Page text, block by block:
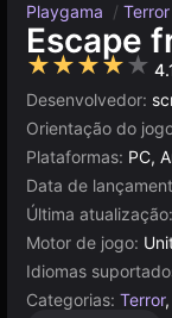
Playgama / Terror
Escape
★★★★★
Desenvolvedor:
Orientação do
Plataformas: PC,
Data de
Última atualização:
Motor de jogo:
Idiomas
Categorias: Terror,